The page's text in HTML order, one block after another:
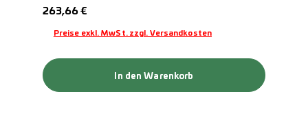
Regulärer Preis:
263,66 €
Preise exkl. MwSt. zzgl. Versandkosten
In den Warenkorb